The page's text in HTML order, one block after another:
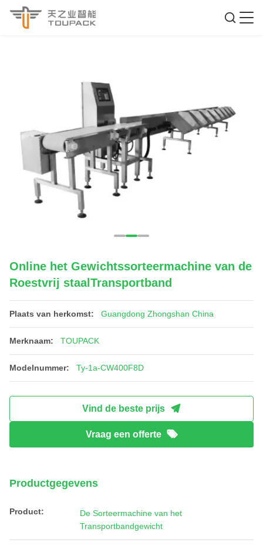
Online het Gewichtssorteermachine van de
Roestvrij staalTransportband
Plaats van herkomst: Guangdong Zhongshan China
Merknaam: TOUPACK
Modelnummer: Ty-1a-CW400F8D
Vind de beste prijs
Vraag een offerte
Productgegevens
Product:
De Sorteermachine van het
Transportbandgewicht